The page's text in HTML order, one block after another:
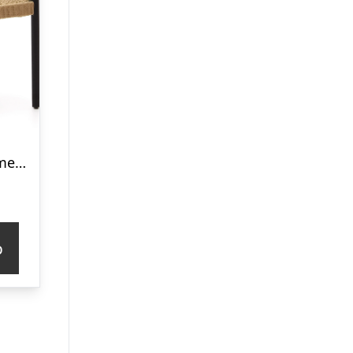
Spisebordsstol med armlæn Kave Home Yalia sortmalet egetræ håndflettet papirreb